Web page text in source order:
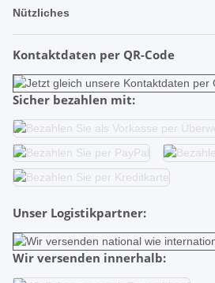
Nützliches
Kontaktdaten per QR-Code
Sicher bezahlen mit:
Unser Logistikpartner:
Wir versenden innerhalb: